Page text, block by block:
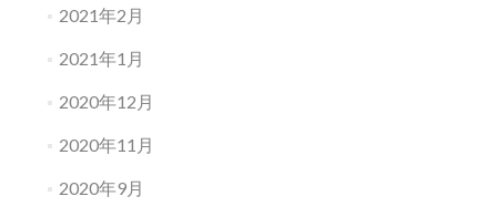
2021年2月
2021年1月
2020年12月
2020年11月
2020年9月